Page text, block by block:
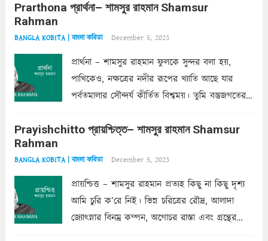
একান্ত জরুরি- নইলে একটি দেয়াল নিমেষেই ভীষণ
Prarthona প্রার্থনা– শামসুর রাহমান Shamsur
Rahman
BANGLA KOBITA | বাংলা কবিতা December 5, 2023
প্রার্থনা – শামসুর রাহমান ফুলকে সুন্দর বলা হয়,
পাখিকেও, নক্ষত্রের নদীর রূপের খ্যাতি আছে যার
পর্বতমালার সৌন্দর্য কীর্তিত বিশ্বময়। তুমি বস্তুজগতের
তার সুষমায় পার্থক্য অনেক। তোমাকে সুন্দরী বলা চলে,
Prayishchitto প্রায়শ্চিত্ত– শামসুর রাহমান Shamsur
Rahman
BANGLA KOBITA | বাংলা কবিতা December 5, 2023
প্রায়শ্চিত্ত – শামসুর রাহমান প্রত্যহ কিছু না কিছু দৃশ্য
আমি চুরি ক’রে নিই। ভিন্ন চরিত্রের রৌদ্র, আলাদা
জ্যোৎস্নার বিনম্র কম্পন, অগোচর রাস্তা এবং গ্রন্থের